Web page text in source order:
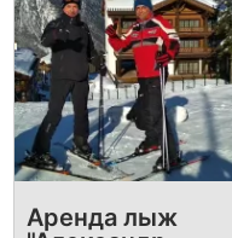
Аренда лыж